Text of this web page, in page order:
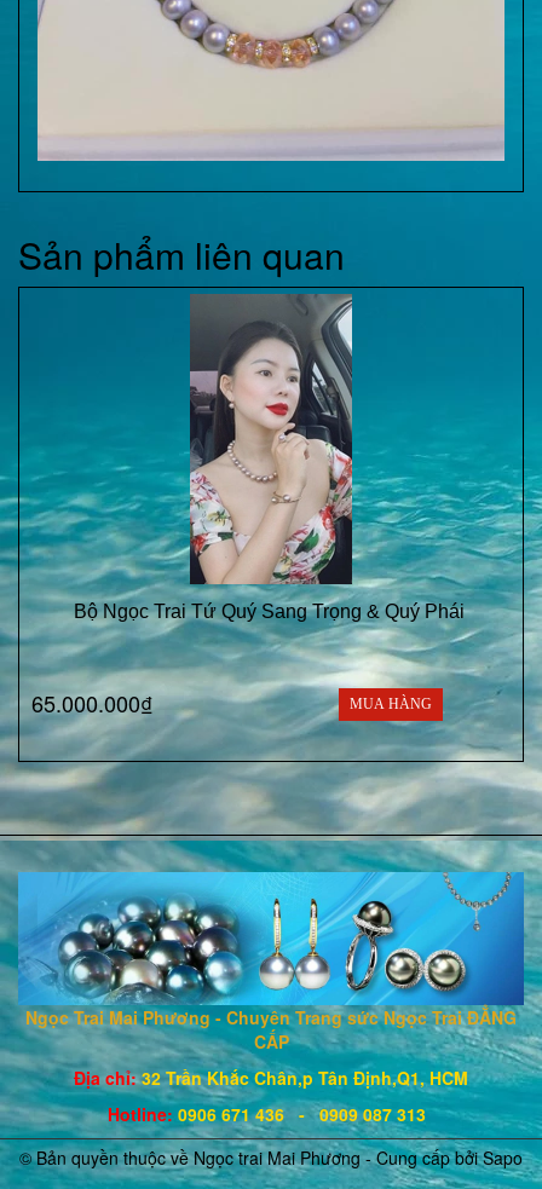
Sản phẩm liên quan
Bộ Ngọc Trai Tứ Quý Sang Trọng & Quý Phái
65.000.000₫ MUA HÀNG
Ngọc Trai Mai Phương - Chuyên Trang sức Ngọc Trai ĐẲNG
CẤP
Địa chỉ: 32 Trần Khắc Chân,p Tân Định,Q1, HCM
Hotline: 0906 671436- 0909 087 313
© Bản quyền thuộc về Ngọc trai Mai Phương - Cung cấp bởiSapo